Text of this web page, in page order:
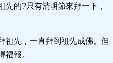
先的?只有清明節來拜一下，
祖先，一直拜到祖先成佛。但
福報。